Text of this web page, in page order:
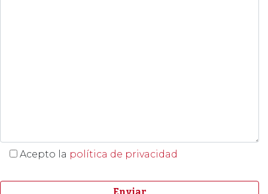
Acepto la política de privacidad